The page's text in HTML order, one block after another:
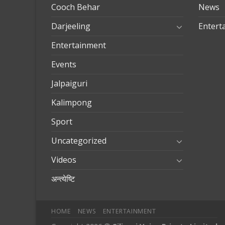
Cooch Behar
Darjeeling
Entertainment
Events
Jalpaiguri
Kalimpong
Sport
Uncategorized
Videos
अन्त्येष्टि
News
HOME NEWS ENTERTAINMENT